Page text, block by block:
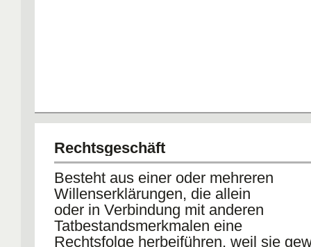
Rechtsgeschäft
Besteht aus einer oder mehreren
Willenserklärungen, die allein
oder in Verbindung mit anderen
Tatbestandsmerkmalen eine
Rechtsfolge herbeiführen, weil sie